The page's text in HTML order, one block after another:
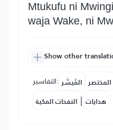
Mtukufu ni
waja Wake, ni
Show other
التفاسير: المُيسَّر المختصر
النفحات المكية | هدايات